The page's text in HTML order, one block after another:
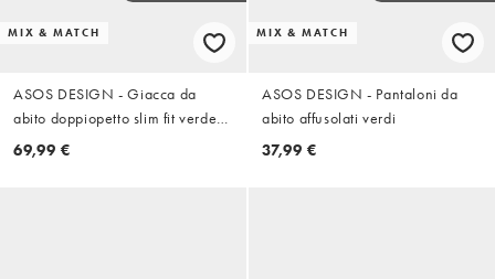
MIX & MATCH
ASOS DESIGN - Giacca da
abito doppiopetto slim fit verde
medio
69,99 €
MIX & MATCH
ASOS DESIGN - Pantaloni da
abito affusolati verdi
37,99 €